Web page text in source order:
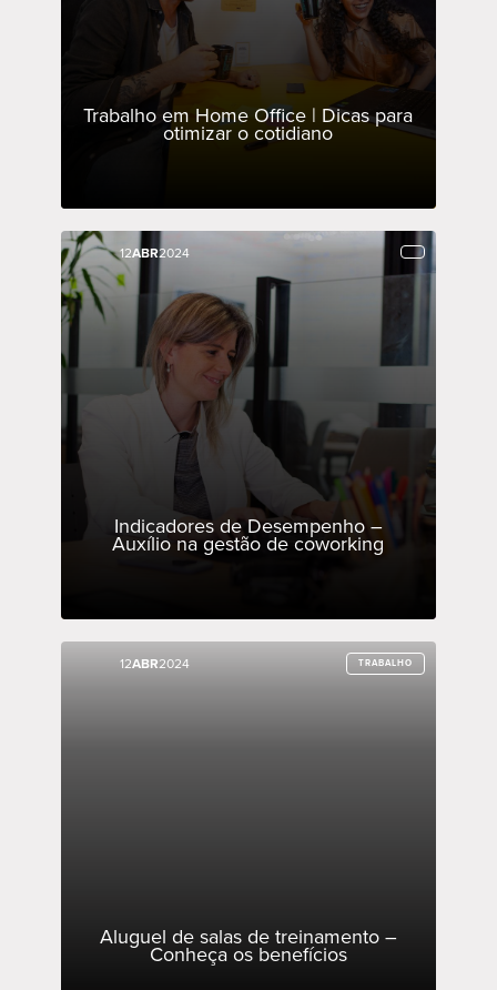
Trabalho em Home Office | Dicas para
otimizar o cotidiano
12ABR2024
Indicadores de Desempenho –
Auxílio na gestão de coworking
12ABR2024
12ABR2024 TRABALHO
Aluguel de salas de treinamento –
Conheça os benefícios
12ABR2024 TRABALHO